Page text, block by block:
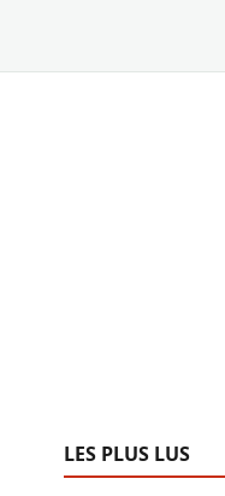
LES PLUS LUS